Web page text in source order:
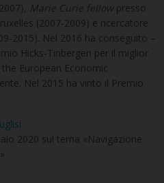
Marie Curie fellowpresso
(2007-2009) e ricercatore
2015). Nel 2016 ha conseguito –
Hicks-Tinbergen per il miglior
European Economic
Nel 2015 ha vinto il Premio
2020 sul tema «Navigazione